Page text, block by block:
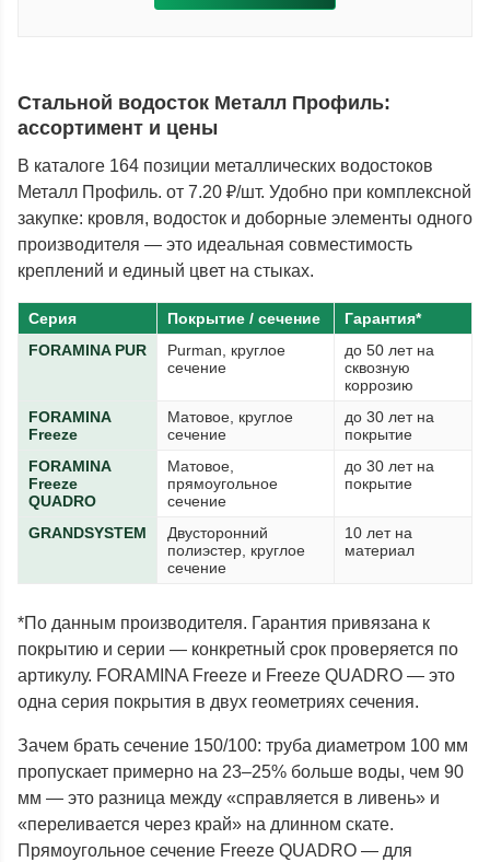
Стальной водосток Металл Профиль:
ассортимент и цены
В каталоге 164 позиции металлических водостоков
Металл Профиль. от 7.20 ₽/шт. Удобно при комплексной
закупке: кровля, водосток и доборные элементы одного
производителя — это идеальная совместимость
креплений и единый цвет на стыках.
Серия Покрытие / сечение
Гарантия*
FORAMINA PUR
Purman, круглое
сечение
до 50 лет на
сквозную
коррозию
FORAMINA
Freeze
Матовое, круглое
сечение
до 30 лет на
покрытие
FORAMINA
Freeze
QUADRO
Матовое,
прямоугольное
сечение
до 30 лет на
покрытие
GRANDSYSTEM
Двусторонний
полиэстер, круглое
сечение
10 лет на
материал
*По данным производителя. Гарантия привязана к
покрытию и серии — конкретный срок проверяется по
артикулу. FORAMINA Freeze и Freeze QUADRO — это
одна серия покрытия в двух геометриях сечения.
Зачем брать сечение 150/100: труба диаметром 100 мм
пропускает примерно на 23–25% больше воды, чем 90
мм — это разница между «справляется в ливень» и
«переливается через край» на длинном скате.
Прямоугольное сечение Freeze QUADRO — для